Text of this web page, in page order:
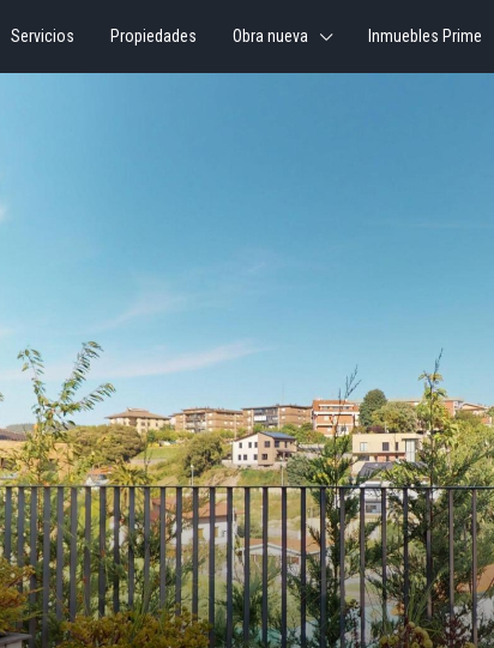
Servicios Propiedades Obra nueva Inmuebles Prime